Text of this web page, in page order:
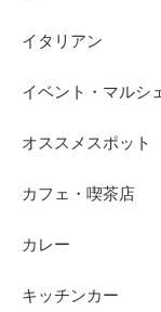
イタリアン
イベント・マルシ
オススメスポット
カフェ・喫茶店
カレー
キッチンカー